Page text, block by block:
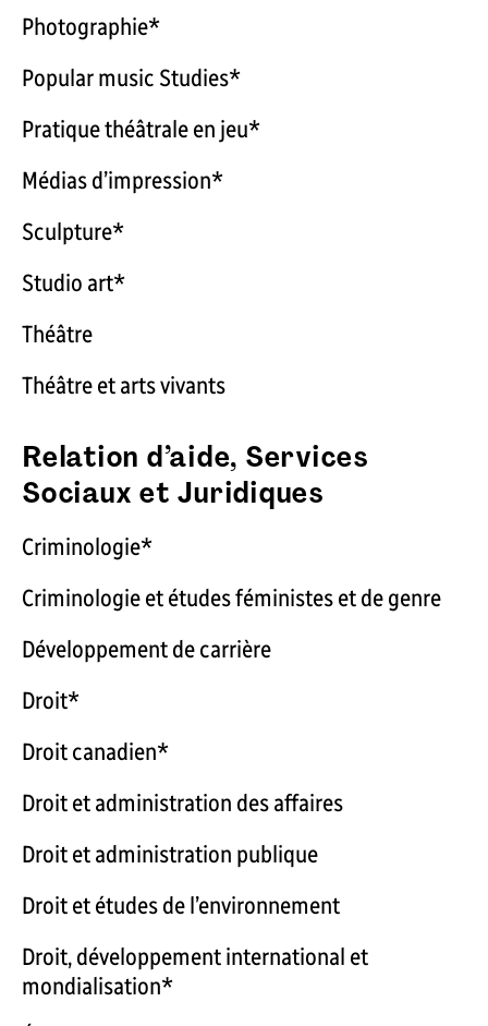
Photographie*
Popular music Studies*
Pratique théâtrale en jeu*
Médias d’impression*
Sculpture*
Studio art*
Théâtre
Théâtre et arts vivants
Relation d’aide, Services
Sociaux et Juridiques
Criminologie*
Criminologie et études féministes et de genre
Développement de carrière
Droit*
Droit canadien*
Droit et administration des affaires
Droit et administration publique
Droit et études de l’environnement
Droit, développement international et
mondialisation*